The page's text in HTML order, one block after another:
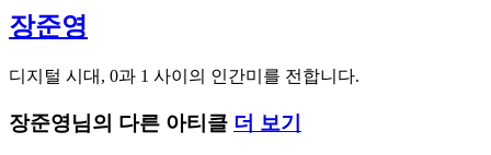
장준영
디지털 시대, 0과 1 사이의 인간미를 전합니다.
장준영님의 다른 아티클 더 보기